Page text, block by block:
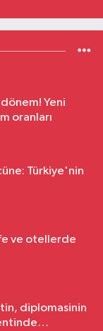
Yeni
oranları
Türkiye'nin
ve otellerde
diplomasinin